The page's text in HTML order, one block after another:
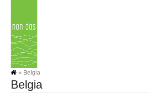
content
» Belgia
Belgia